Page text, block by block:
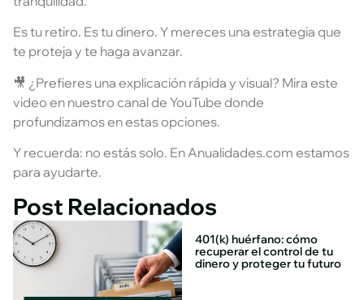
Es tu retiro. Es tu dinero. Y mereces una estrategia que
te proteja y te haga avanzar.
🎥 ¿Prefieres una explicación rápida y visual? Mira este
video en nuestro canal de YouTube donde
profundizamos en estas opciones.
Y recuerda: no estás solo. En Anualidades.com estamos
para ayudarte.
Post Relacionados
401(k) huérfano: cómo
recuperar el control de tu
dinero y proteger tu futuro